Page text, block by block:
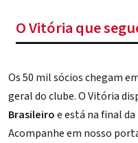
O Vitória que
Os 50 mil sócios chegam
geral do clube. O Vitória
Brasileiroe está na final da
Acompanhe em nosso